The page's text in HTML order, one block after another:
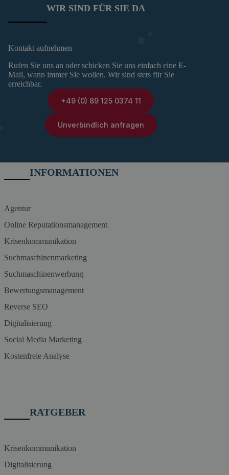
WIR SIND FÜR SIE DA
Kontakt aufnehmen
Rufen Sie uns an oder schicken Sie uns einfach eine E-
Mail, wann immer Sie wollen. Wir sind stets für Sie
erreichbar.
+49 (0) 89 125 0374 11
Unverbindlich anfragen
INFORMATIONEN
Agentur
Online Reputationsmanagement
Krisenkommunikation
Suchmaschinenmarketing
Suchmaschinenwerbung
Bewertungsmanagement
Reverse SEO
Digitalisierung
Social Media Marketing
Kostenfreie Analyse
RATGEBER
Krisenkommunikation
Digitalisierung